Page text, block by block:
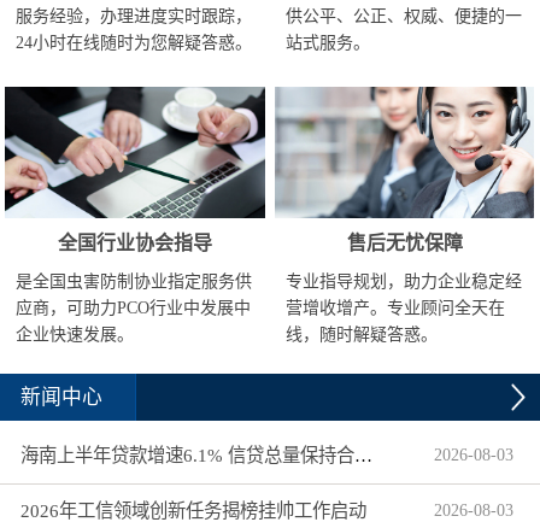
服务经验，办理进度实时跟踪，
24小时在线随时为您解疑答惑。
供公平、公正、权威、便捷的一
站式服务。
全国行业协会指导
是全国虫害防制协业指定服务供
应商，可助力PCO行业中发展中
企业快速发展。
售后无忧保障
专业指导规划，助力企业稳定经
营增收增产。专业顾问全天在
线，随时解疑答惑。
新闻中心
海南上半年贷款增速6.1% 信贷总量保持合理平稳增长 2026-08-03
2026年工信领域创新任务揭榜挂帅工作启动 2026-08-03